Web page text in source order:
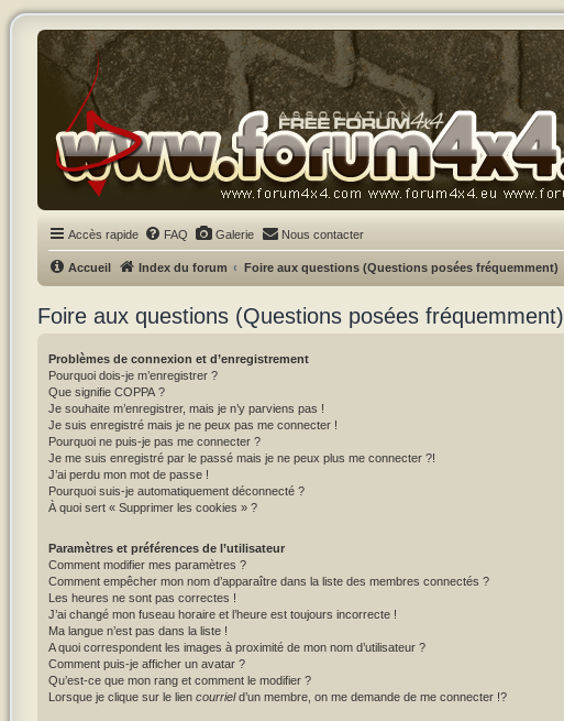
Accès rapide FAQ Galerie Nous contacter
Accueil Index du forum Foire aux questions (Questions posées fréquemment)
Foire aux questions (Questions posées fréquemment)
Problèmes de connexion et d’enregistrement
Pourquoi dois-je m’enregistrer ?
Que signifie COPPA ?
Je souhaite m’enregistrer, mais je n’y parviens pas !
Je suis enregistré mais je ne peux pas me connecter !
Pourquoi ne puis-je pas me connecter ?
Je me suis enregistré par le passé mais je ne peux plus me connecter ?!
J’ai perdu mon mot de passe !
Pourquoi suis-je automatiquement déconnecté ?
À quoi sert « Supprimer les cookies » ?
Paramètres et préférences de l’utilisateur
Comment modifier mes paramètres ?
Comment empêcher mon nom d’apparaître dans la liste des membres connectés ?
Les heures ne sont pas correctes !
J’ai changé mon fuseau horaire et l’heure est toujours incorrecte !
Ma langue n’est pas dans la liste !
A quoi correspondent les images à proximité de mon nom d’utilisateur ?
Comment puis-je afficher un avatar ?
Qu’est-ce que mon rang et comment le modifier ?
Lorsque je clique sur le lien courrield’un membre, on me demande de me connecter !?